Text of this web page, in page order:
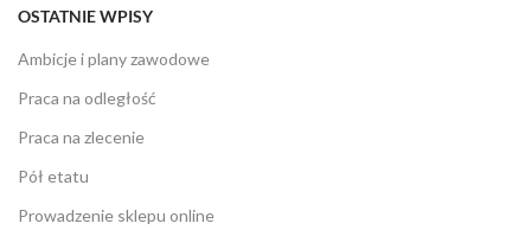
OSTATNIE WPISY
Ambicje i plany zawodowe
Praca na odległość
Praca na zlecenie
Pół etatu
Prowadzenie sklepu online